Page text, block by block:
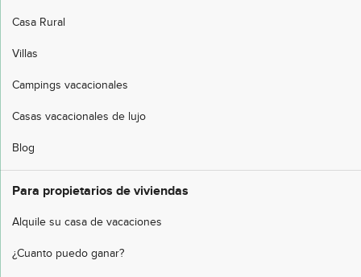
Casa Rural
Villas
Campings vacacionales
Casas vacacionales de lujo
Blog
Para propietarios de viviendas
Alquile su casa de vacaciones
¿Cuanto puedo ganar?